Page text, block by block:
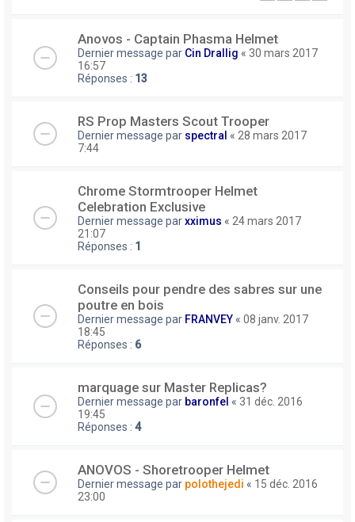
Anovos - Captain Phasma Helmet
Dernier message par Cin Drallig « 30 mars 2017
16:57
Réponses : 13
RS Prop Masters Scout Trooper
Dernier message par spectral « 28 mars 2017
7:44
Chrome Stormtrooper Helmet
Celebration Exclusive
Dernier message parxximus « 24 mars 2017
21:07
Réponses : 1
Conseils pour pendre des sabres sur une
poutre en bois
Dernier message par FRANVEY « 08 janv. 2017
18:45
Réponses : 6
marquage sur Master Replicas?
Dernier message par baronfel « 31 déc. 2016
19:45
Réponses : 4
ANOVOS - Shoretrooper Helmet
Dernier message par polothejedi « 15 déc. 2016
23:00